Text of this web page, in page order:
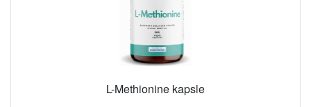
L-Methionine kapsle